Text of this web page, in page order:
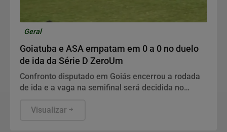
Geral
Goiatuba e ASA empatam em 0 a 0 no duelo
de ida da Série D ZeroUm
Confronto disputado em Goiás encerrou a rodada
de ida e a vaga na semifinal será decidida no
Esportes.
Visualizar